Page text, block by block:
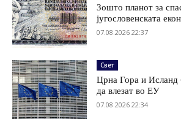
Зошто планот за
југословенската
07.08.2026 22:37
Свет
Црна Гора и Исланд
да влезат во ЕУ
07.08.2026 22:34